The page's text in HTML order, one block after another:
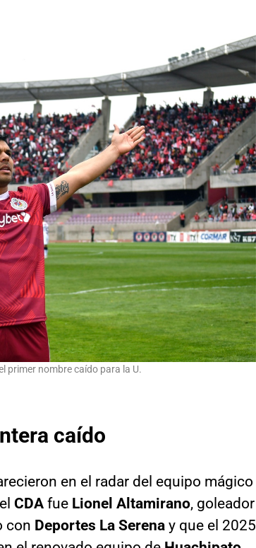
primer nombre caído para la U.
caído
en el radar del equipo mágico
CDA fue Lionel Altamirano, goleador
con Deportes La Serena y que el 2025